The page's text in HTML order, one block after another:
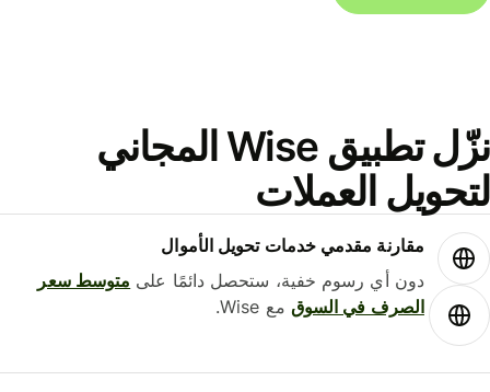
نزّل تطبيق Wise المجاني
العملات
مقارنة مقدمي خدمات تحويل الأموال
دون أي رسوم خفية، ستحصل دائمًا علىمتوسط ​​سعر
الصرف في السوقمع Wise.